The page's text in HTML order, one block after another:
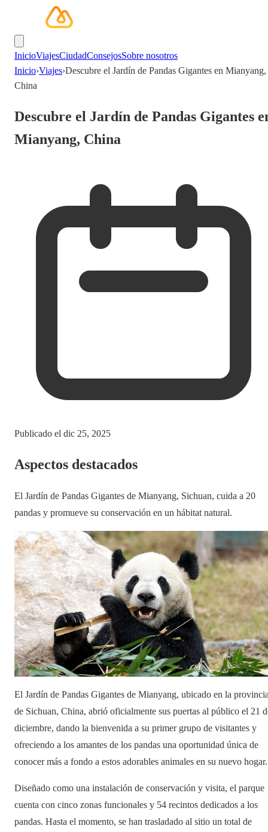
InicioViajesCiudadConsejosSobre nosotros
Inicio›Viajes›Descubre el Jardín de Pandas Gigantes en Mianyang,
China
Descubre el Jardín de Pandas Gigantes
Mianyang, China
Publicado el dic 25, 2025
Aspectos destacados
El Jardín de Pandas Gigantes de Mianyang, Sichuan, cuida a 20
pandas y promueve su conservación en un hábitat natural.
El Jardín de Pandas Gigantes de Mianyang, ubicado en la
de Sichuan, China, abrió oficialmente sus puertas al público el 21
diciembre, dando la bienvenida a su primer grupo de visitantes y
ofreciendo a los amantes de los pandas una oportunidad única de
conocer más a fondo a estos adorables animales en su nuevo hogar.
Diseñado como una instalación de conservación y visita, el parque
cuenta con cinco zonas funcionales y 54 recintos dedicados a los
pandas. Hasta el momento, se han trasladado al sitio un total de